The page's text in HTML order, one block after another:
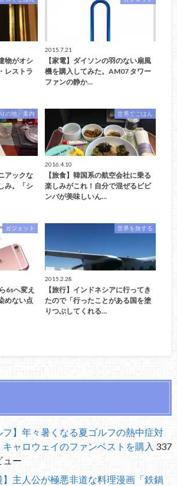
物がオシ
レストラ
2015.7.21
【家電】ダイソンの羽のない扇風
機を購入してみた。AM07 タワー
ファンの静か…
の地」案内
アックな
み。「シ
世界でごはん
2016.4.10
【旅食】韓国系の航空会社に乗る
楽しみがこれ！自分で混ぜるビビ
ンバが美味しいん…
ガジェット
6sへ変え
めない点
世界を旅する
2015.2.28
【旅行】インドネシアに行ってき
たので「行ったことがある国を塗
りつぶしてくれる…
フ】年々暑くなる夏ゴルフの熱中症対
キャロウェイのファンベストを購入 337
ュー
】主人公が極悪非道な料理漫画「鉄鍋